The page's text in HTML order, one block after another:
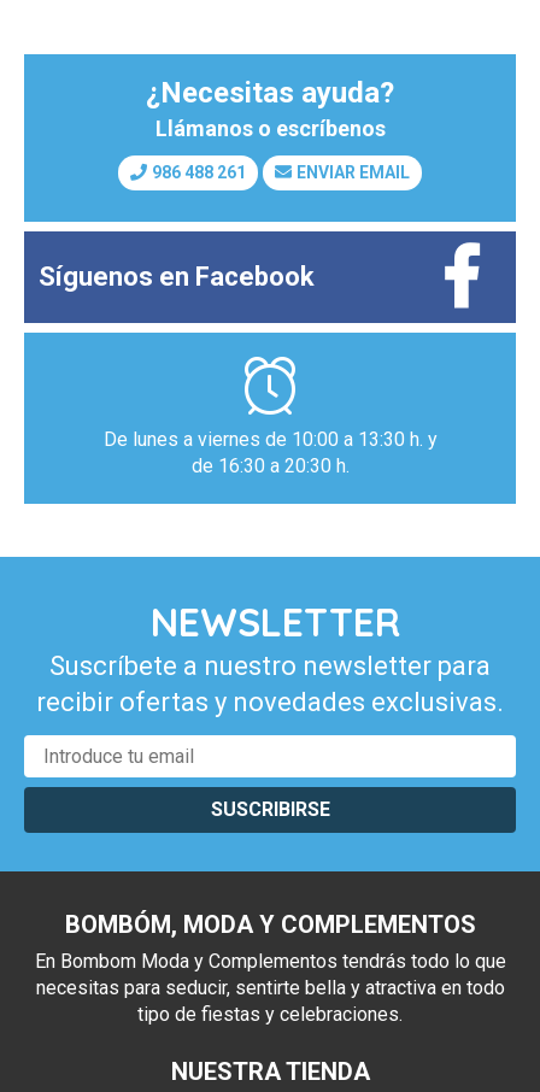
¿Necesitas ayuda?
Llámanos o escríbenos
986 488 261 ENVIAR EMAIL
Síguenos en Facebook
De lunes a viernes de 10:00 a 13:30 h. y
de 16:30 a 20:30 h.
NEWSLETTER
Suscríbete a nuestro newsletter para
recibir ofertas y novedades exclusivas.
SUSCRIBIRSE
BOMBÓM, MODA Y COMPLEMENTOS
En Bombom Moda y Complementos tendrás todo lo que
necesitas para seducir, sentirte bella y atractiva en todo
tipo de fiestas y celebraciones.
NUESTRA TIENDA